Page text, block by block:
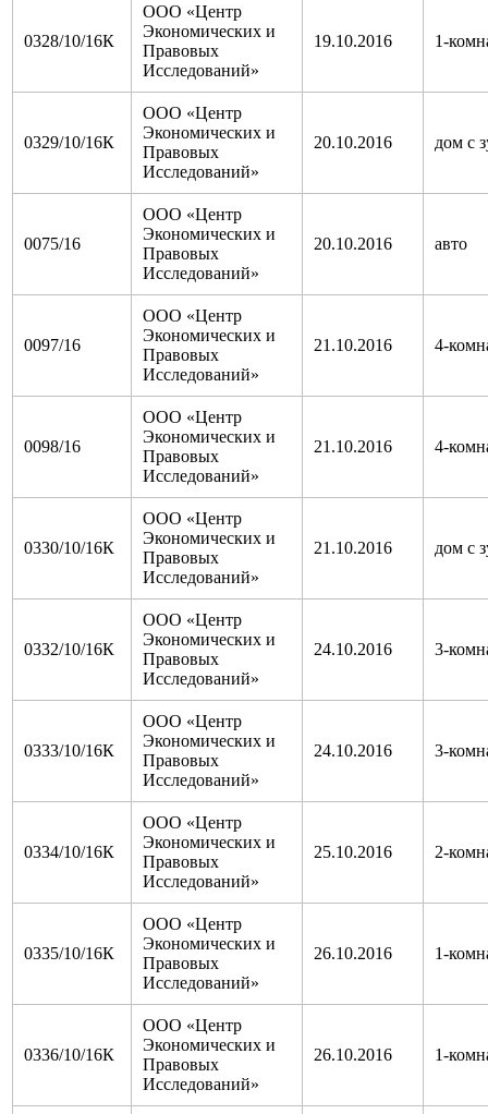
0328/10/16К
ООО «Центр
Экономических и
Правовых
Исследований»
19.10.2016 1-
0329/10/16К
ООО «Центр
Экономических и
Правовых
Исследований»
20.10.2016 дом с
0075/16
ООО «Центр
Экономических и
Правовых
Исследований»
20.10.2016 авто
0097/16
ООО «Центр
Экономических и
Правовых
Исследований»
21.10.2016 4-
0098/16
ООО «Центр
Экономических и
Правовых
Исследований»
21.10.2016 4-
0330/10/16К
ООО «Центр
Экономических и
Правовых
Исследований»
21.10.2016 дом с
0332/10/16К
ООО «Центр
Экономических и
Правовых
Исследований»
24.10.2016 3-
0333/10/16К
ООО «Центр
Экономических и
Правовых
Исследований»
24.10.2016 3-
0334/10/16К
ООО «Центр
Экономических и
Правовых
Исследований»
25.10.2016 2-
0335/10/16К
ООО «Центр
Экономических и
Правовых
Исследований»
26.10.2016 1-
0336/10/16К
ООО «Центр
Экономических и
Правовых
Исследований»
26.10.2016 1-